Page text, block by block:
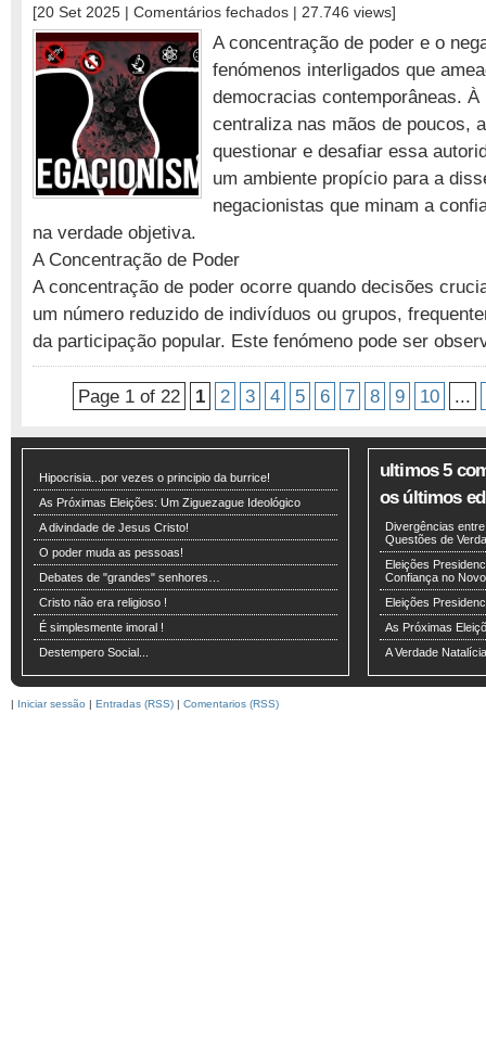
[20 Set 2025 | Comentários fechados em
de
Poder
e
Negacionismo:
Ameaça
à
Democracia
| 27.746 views]
A concentração de poder e o
fenómenos interligados que
democracias contemporâneas.
centraliza nas mãos de poucos,
questionar e desafiar essa
um ambiente propício para a
negacionistas que minam a
na verdade objetiva.
A Concentração de Poder
A concentração de poder ocorre quando decisões
um número reduzido de indivíduos ou grupos,
da participação popular. Este fenómeno pode ser
Page 1 of 22 1 2 3 4 5 6 7 8 9 10 ...
Hipocrisia...por vezes o principio da burrice!
As Próximas Eleições: Um Ziguezague Ideológico
A divindade de Jesus Cristo!
O poder muda as pessoas!
Debates de "grandes" senhores…
Cristo não era religioso !
É simplesmente imoral !
Destempero Social...
ultimos 5
os últimos
Divergências
Questões de
Eleições
Confiança no
Eleições
As Próximas
A Verdade
| Iniciar sessão | Entradas (RSS) | Comentarios (RSS)